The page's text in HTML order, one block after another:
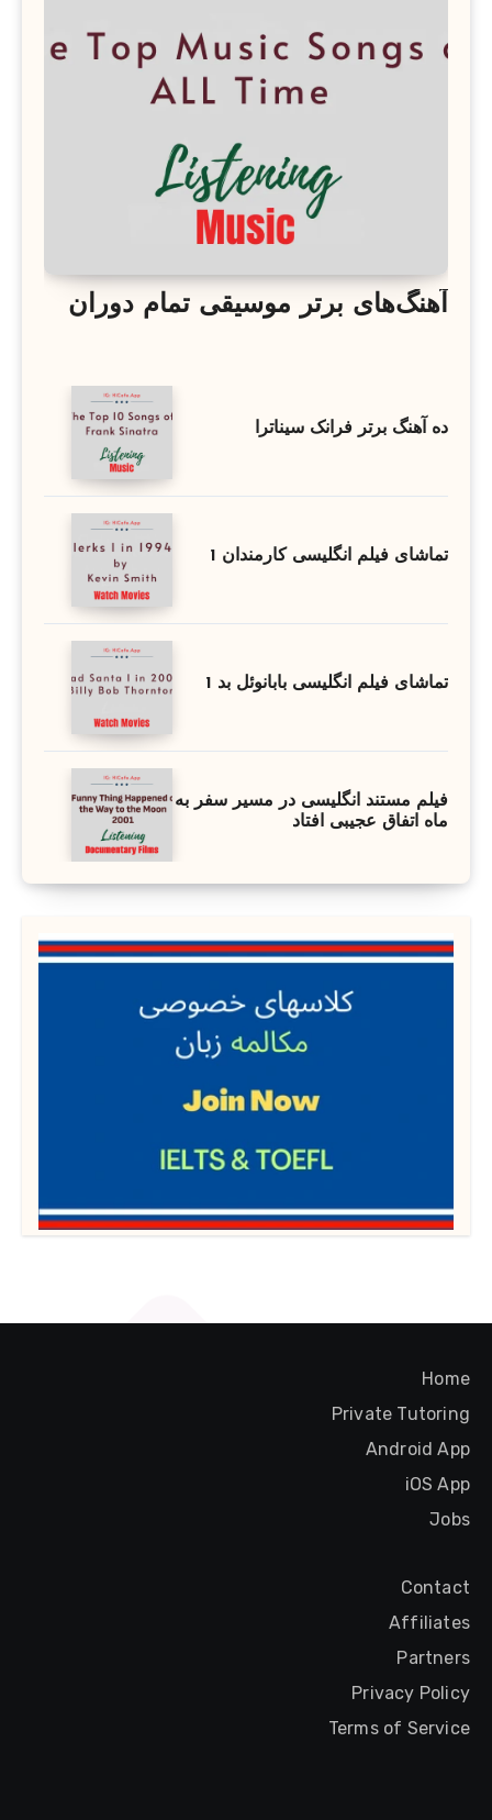
آهنگ‌های برتر موسیقی تمام دوران
ده آهنگ برتر فرانک سیناترا
تماشای فیلم انگلیسی کارمندان 1
تماشای فیلم انگلیسی بابانوئل بد 1
فیلم مستند انگلیسی در مسیر سفر به
ماه اتفاق عجیبی افتاد
Home
Private Tutoring
Android App
iOS App
Jobs
Contact
Affiliates
Partners
Privacy Policy
Terms of Service